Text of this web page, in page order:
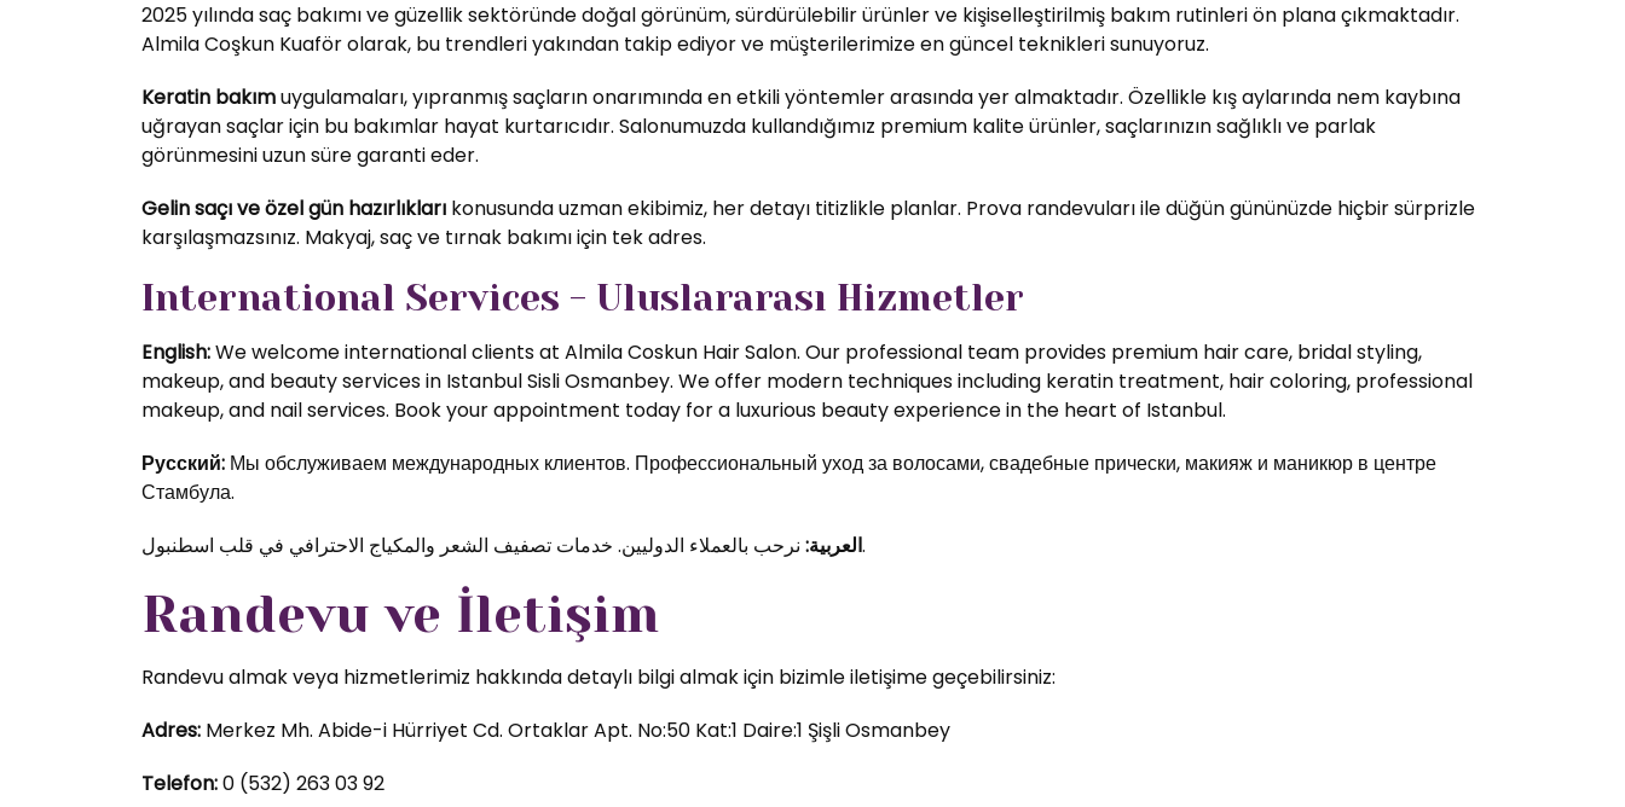
2025 yılında saç bakımı ve güzellik sektöründe doğal görünüm, sürdürülebilir ürünler ve kişiselleştirilmiş bakım rutinleri ön plana çıkmaktadır.
Almila Coşkun Kuaför olarak, bu trendleri yakından takip ediyor ve müşterilerimize en güncel teknikleri sunuyoruz.
Keratin bakımuygulamaları, yıpranmış saçların onarımında en etkili yöntemler arasında yer almaktadır. Özellikle kış aylarında nem kaybına
uğrayan saçlar için bu bakımlar hayat kurtarıcıdır. Salonumuzda kullandığımız premium kalite ürünler, saçlarınızın sağlıklı ve parlak
görünmesini uzun süre garanti eder.
Gelin saçı ve özel gün hazırlıkları konusunda uzman ekibimiz, her detayı titizlikle planlar. Prova randevuları ile düğün gününüzde hiçbir sürprizle
karşılaşmazsınız. Makyaj, saç ve tırnak bakımı için tek adres.
International Services - Uluslararası Hizmetler
English:We welcome international clients at Almila Coskun Hair Salon. Our professional team provides premium hair care, bridal styling,
makeup, and beauty services in Istanbul Sisli Osmanbey. We offer modern techniques including keratin treatment, hair coloring, professional
makeup, and nail services. Book your appointment today for a luxurious beauty experience in the heart of Istanbul.
Русский: Мы обслуживаем международных клиентов. Профессиональный уход за волосами, свадебные прически, макияж и маникюр в центре
Стамбула.
العربية:نرحب بالعملاء الدوليين. خدمات تصفيف الشعر والمكياج الاحترافي في قلب اسطنبول.
Randevu ve İletişim
Randevu almak veya hizmetlerimiz hakkında detaylı bilgi almak için bizimle iletişime geçebilirsiniz:
Adres: Merkez Mh. Abide-i Hürriyet Cd. Ortaklar Apt. No:50 Kat:1 Daire:1 Şişli Osmanbey
Telefon:0 (532) 263 03 92